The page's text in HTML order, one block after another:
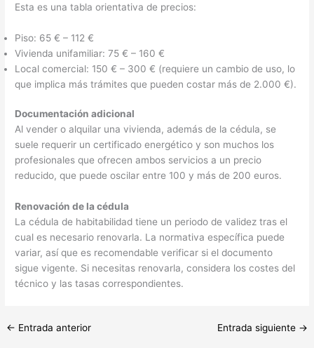
Esta es una tabla orientativa de precios:
Piso: 65 € – 112 €
Vivienda unifamiliar: 75 € – 160 €
Local comercial: 150 € – 300 € (requiere un cambio de uso, lo
que implica más trámites que pueden costar más de 2.000 €).
Documentación adicional
Al vender o alquilar una vivienda, además de la cédula, se
suele requerir un certificado energético y son muchos los
profesionales que ofrecen ambos servicios a un precio
reducido, que puede oscilar entre 100 y más de 200 euros.
Renovación de la cédula
La cédula de habitabilidad tiene un periodo de validez tras el
cual es necesario renovarla. La normativa específica puede
variar, así que es recomendable verificar si el documento
sigue vigente. Si necesitas renovarla, considera los costes del
técnico y las tasas correspondientes.
← Entrada anterior Entrada siguiente →